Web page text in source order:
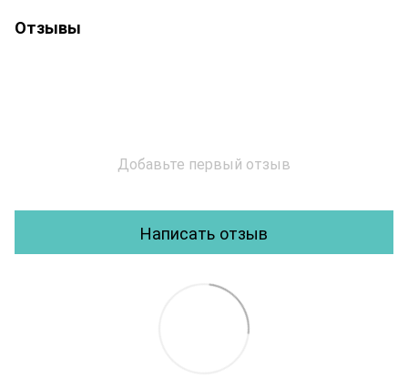
Отзывы
Добавьте первый отзыв
Написать отзыв